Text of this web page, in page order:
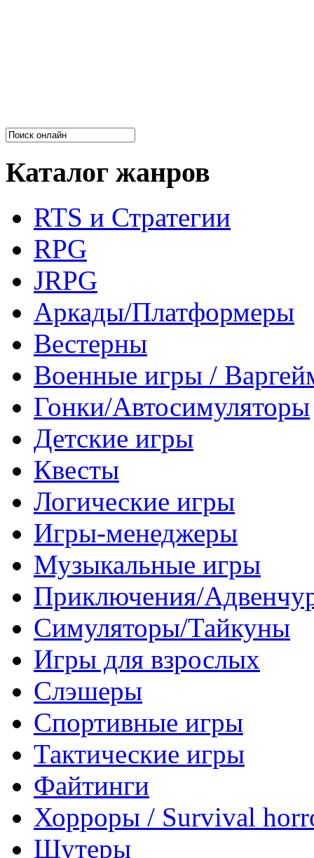
Каталог жанров
RTS и Стратегии
RPG
JRPG
Аркады/Платформеры
Вестерны
Военные игры /
Гонки/Автосимуляторы
Детские игры
Квесты
Логические игры
Игры-менеджеры
Музыкальные игры
Приключения/
Симуляторы/Тайкуны
Игры для взрослых
Слэшеры
Спортивные игры
Тактические игры
Файтинги
Хорроры / Survival
Шутеры